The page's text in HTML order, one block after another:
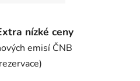
nízké ceny
emisí ČNB